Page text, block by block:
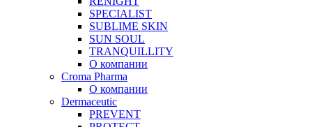
SPECIALIST
SUBLIME SKIN
SUN SOUL
TRANQUILLITY
О компании
Croma Pharma
О компании
Dermaceutic
PREVENT